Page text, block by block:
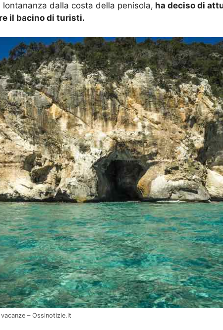
dalla costa della penisola, ha deciso di
il bacino di turisti.
– Ossinotizie.it